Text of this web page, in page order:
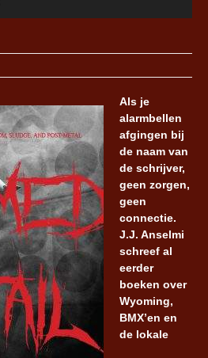
Als je
alarmbellen
afgingen bij
de naam van
de schrijver,
geen zorgen,
geen
connectie.
J.J. Anselmi
schreef al
eerder
boeken over
Wyoming,
BMX’en en
de lokale